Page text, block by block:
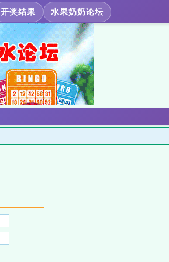
开奖结果 水果奶奶论坛